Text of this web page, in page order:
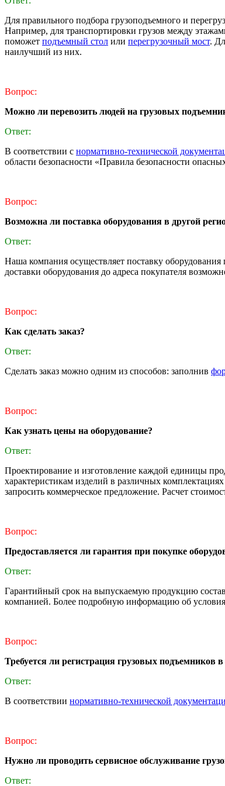
Для правильного подбора грузоподъемного и
Например, для транспортировки грузов между
поможет подъемный стол или перегрузочный мост.
наилучший из них.
Вопрос:
Можно ли перевозить людей на грузовых
Ответ:
В соответствии с нормативно-технической
области безопасности «Правила безопасности
Вопрос:
Возможна ли поставка оборудования в другой
Ответ:
Наша компания осуществляет поставку
доставки оборудования до адреса покупателя
Вопрос:
Как сделать заказ?
Ответ:
Сделать заказ можно одним из способов: заполнив
Вопрос:
Как узнать цены на оборудование?
Ответ:
Проектирование и изготовление каждой единицы
характеристикам изделий в различных
запросить коммерческое предложение. Расчет
Вопрос:
Предоставляется ли гарантия при покупке
Ответ:
Гарантийный срок на выпускаемую продукцию
компанией. Более подробную информацию об
Вопрос:
Требуется ли регистрация грузовых подъемников в
Ответ:
В соответствии нормативно-технической
Вопрос:
Нужно ли проводить сервисное обслуживание
Ответ: